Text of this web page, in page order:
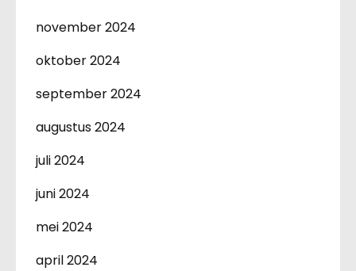
november 2024
oktober 2024
september 2024
augustus 2024
juli 2024
juni 2024
mei 2024
april 2024